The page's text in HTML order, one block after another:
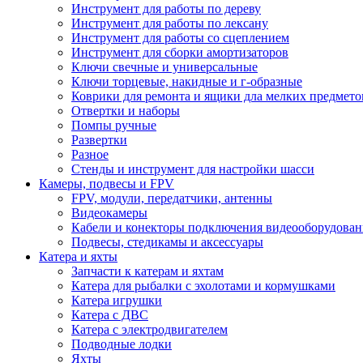
Инструмент для работы по дереву
Инструмент для работы по лексану
Инструмент для работы со сцеплением
Инструмент для сборки амортизаторов
Ключи свечные и универсальные
Ключи торцевые, накидные и г-образные
Коврики для ремонта и ящики дла мелких
Отвертки и наборы
Помпы ручные
Развертки
Разное
Стенды и инструмент для настройки шасси
Камеры, подвесы и FPV
FPV, модули, передатчики, антенны
Видеокамеры
Кабели и конекторы подключения
Подвесы, стедикамы и аксессуары
Катера и яхты
Запчасти к катерам и яхтам
Катера для рыбалки с эхолотами и кормушками
Катера игрушки
Катера с ДВС
Катера с электродвигателем
Подводные лодки
Яхты